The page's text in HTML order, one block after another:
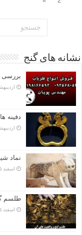
نشانه های گنج
بررسی
اردیبهشت
دفینه
اردیبهشت
نماد
اسفند ۵, ۱۴۰۴
طلسم
اسفند ۵, ۱۴۰۴